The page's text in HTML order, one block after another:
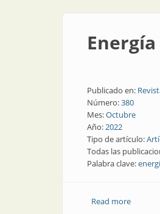
Publicado en:
Número:380
Mes:Octubre
Año:2022
Tipo de artículo:
Todas las
Palabra clave:
Read moreabout